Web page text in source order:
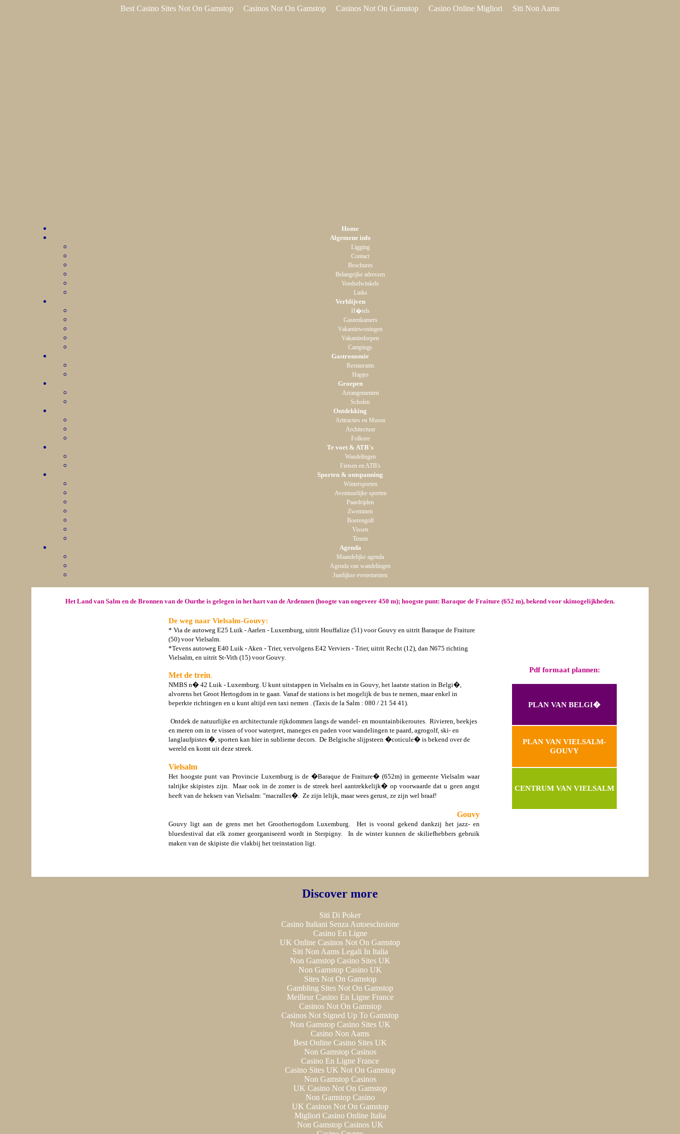
Best Casino Sites Not On Gamstop Casinos Not On Gamstop Casinos Not On Gamstop Casino Online Migliori Siti Non Aams
Home
Algemene info
Ligging
Contact
Brochures
Belangrijke adressen
Voedselwinkels
Links
Verblijven
H�tels
Gastenkamers
Vakantiewoningen
Vakantiedorpen
Campings
Gastronomie
Restaurants
Hapjes
Groepen
Arrangementen
Scholen
Ontdekking
Arttracties en Musea
Architectuur
Folkore
Te voet & ATB's
Wandelingen
Fietsen en ATB's
Sporten & ontspanning
Wintersporten
Avontuurlijke sporten
Paardrijden
Zwemmen
Boerengolf
Vissen
Tennis
Agenda
Maandelijke agenda
Agenda van wandelingen
Jaarlijkse evenementen
Het Land van Salm en de Bronnen van de Ourthe is gelegen in het hart van de Ardennen (hoogte van ongeveer 450 m); hoogste punt: Baraque de Fraiture (652 m), bekend voor skimogelijkheden.
De weg naar Vielsalm-Gouvy:
* Via de autoweg E25 Luik - Aarlen - Luxemburg, uitrit Houffalize (51) voor Gouvy en uitrit Baraque de Fraiture
(50) voor Vielsalm.
*Tevens autoweg E40 Luik - Aken - Trier, vervolgens E42 Verviers - Trier, uitrit Recht (12), dan N675 richting
Vielsalm, en uitrit St-Vith (15) voor Gouvy.
Met de trein,
NMBS n� 42 Luik - Luxemburg. U kunt uitstappen in Vielsalm en in Gouvy, het laatste station in Belgi�,
alvorens het Groot Hertogdom in te gaan. Vanaf de stations is het mogelijk de bus te nemen, maar enkel in
beperkte richtingen en u kunt altijd een taxi nemen . (Taxis de la Salm : 080 / 21 54 41).
Ontdek de natuurlijke en architecturale rijkdommen langs de wandel- en mountainbikeroutes. Rivieren, beekjes
en meren om in te vissen of voor waterpret, maneges en paden voor wandelingen te paard, agrogolf, ski- en
langlaufpistes �, sporten kan hier in sublieme decors. De Belgische slijpsteen �coticule� is bekend over de
wereld en komt uit deze streek.
Vielsalm
Het hoogste punt van Provincie Luxemburg is de �Baraque de Fraiture� (652m) in gemeente Vielsalm waar
talrijke skipistes zijn. Maar ook in de zomer is de streek heel aantrekkelijk� op voorwaarde dat u geen angst
heeft van de heksen van Vielsalm: "macralles�. Ze zijn lelijk, maar wees gerust, ze zijn wel braaf!
Gouvy
Gouvy ligt aan de grens met het Groothertogdom Luxemburg.
Het is vooral gekend dankzij het jazz- en
bluesfestival dat elk zomer georganiseerd wordt in Sterpigny.
In de winter kunnen de skiliefhebbers gebruik
maken van de skipiste die vlakbij het treinstation ligt.
Pdf formaat plannen:
PLAN VAN BELGI�
PLAN VAN VIELSALM-
GOUVY
CENTRUM VAN VIELSALM
Discover more
Siti Di Poker
Casino Italiani Senza Autoesclusione
Casino En Ligne
UK Online Casinos Not On Gamstop
Siti Non Aams Legali In Italia
Non Gamstop Casino Sites UK
Non Gamstop Casino UK
Sites Not On Gamstop
Gambling Sites Not On Gamstop
Meilleur Casino En Ligne France
Casinos Not On Gamstop
Casinos Not Signed Up To Gamstop
Non Gamstop Casino Sites UK
Casino Non Aams
Best Online Casino Sites UK
Non Gamstop Casinos
Casino En Ligne France
Casino Sites UK Not On Gamstop
Non Gamstop Casinos
UK Casino Not On Gamstop
Non Gamstop Casino
UK Casinos Not On Gamstop
Migliori Casino Online Italia
Non Gamstop Casinos UK